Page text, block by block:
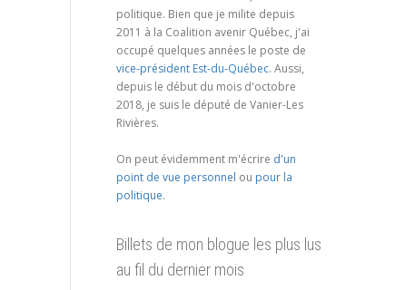
politique. Bien que je milite depuis
2011 à la Coalition avenir Québec, j'ai
occupé quelques années le poste de
vice-président Est-du-Québec. Aussi,
depuis le début du mois d'octobre
2018, je suis le député de Vanier-Les
Rivières.
On peut évidemment m'écrire d'un
point de vue personnel ou pour la
politique.
Billets de mon blogue les plus lus
au fil du dernier mois